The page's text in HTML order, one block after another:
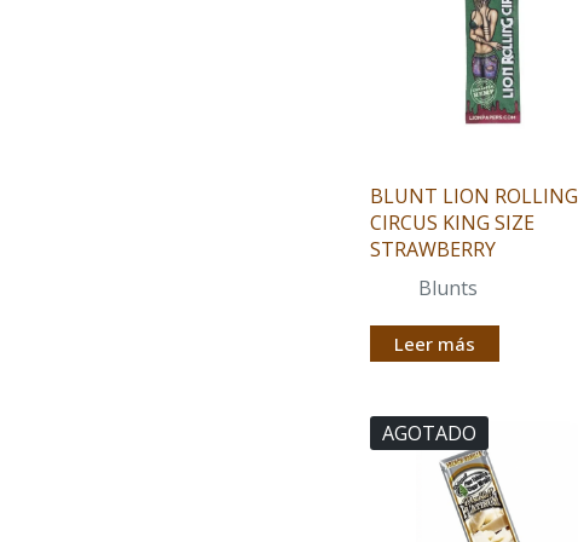
BLUNT LION ROLLING
CIRCUS KING SIZE
STRAWBERRY
Blunts
Leer más
AGOTADO